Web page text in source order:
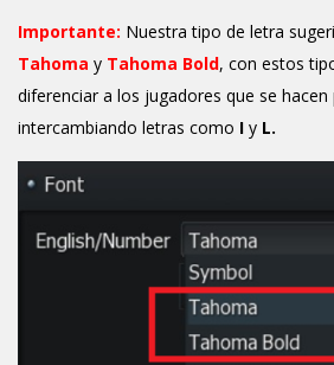
Importante: Nuestra tipo de letra
Tahoma y Tahoma Bold, con estos
diferenciar a los jugadores que se
intercambiando letras como I y L.